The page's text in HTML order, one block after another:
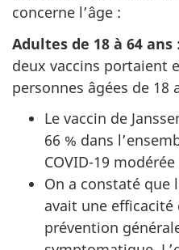
concerne l’âge :
Adultes de 18 à 64 ans
deux vaccins portaient
personnes âgées de 18
Le vaccin de
66 % dans
COVID-19
On a constaté que
avait une efficacité
prévention